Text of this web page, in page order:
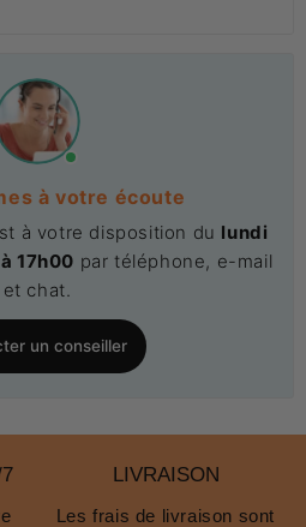
à votre écoute
à votre disposition du lundi
17h00 par téléphone, e-mail
et chat.
un conseiller
LIVRAISON
Les frais de livraison sont